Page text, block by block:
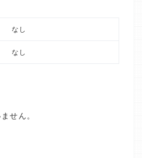
なし
なし
せん。